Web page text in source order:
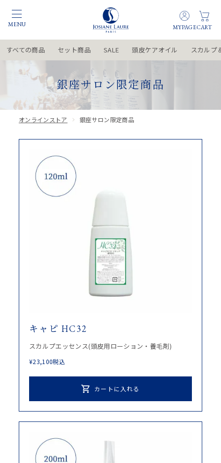
すべての商品 セット商品 SALE 頭皮ケアオイル スカルプ
銀座サロン限定商品
オンラインストア 銀座サロン限定商品
キャピ HC32
スカルプエッセンス(頭皮用ローション・養毛剤)
¥23,100税込
カートに入れる